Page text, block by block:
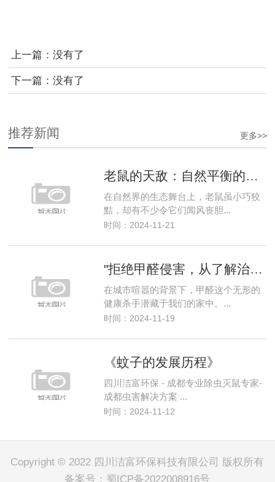
上一篇：没有了
下一篇：没有了
更多>>
推荐新闻
老鼠的天敌：自然平衡的守护者
在自然界的生态舞台上，老鼠虽小巧狡
黠，却有不少令它们闻风丧胆...
时间：2024-11-21
"拒绝甲醛侵害，从了解治理方法开始，守护全家健康"
在城市喧嚣的背景下，甲醛这个无形的
健康杀手潜藏于我们的家中。...
时间：2024-11-19
《蚊子的发展历程》
四川洁富环保 - 成都专业除虫灭鼠专家-
成都虫害解决方案 ...
时间：2024-11-12
Copyright © 2022 四川洁富环保科技有限公司 版权所有
备案号： 蜀ICP备2022008916号